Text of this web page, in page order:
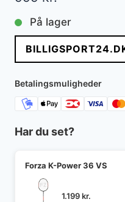
På lager
Betalingsmuligheder
Har du set?
Forza K-Power 36 VS
1.199kr.